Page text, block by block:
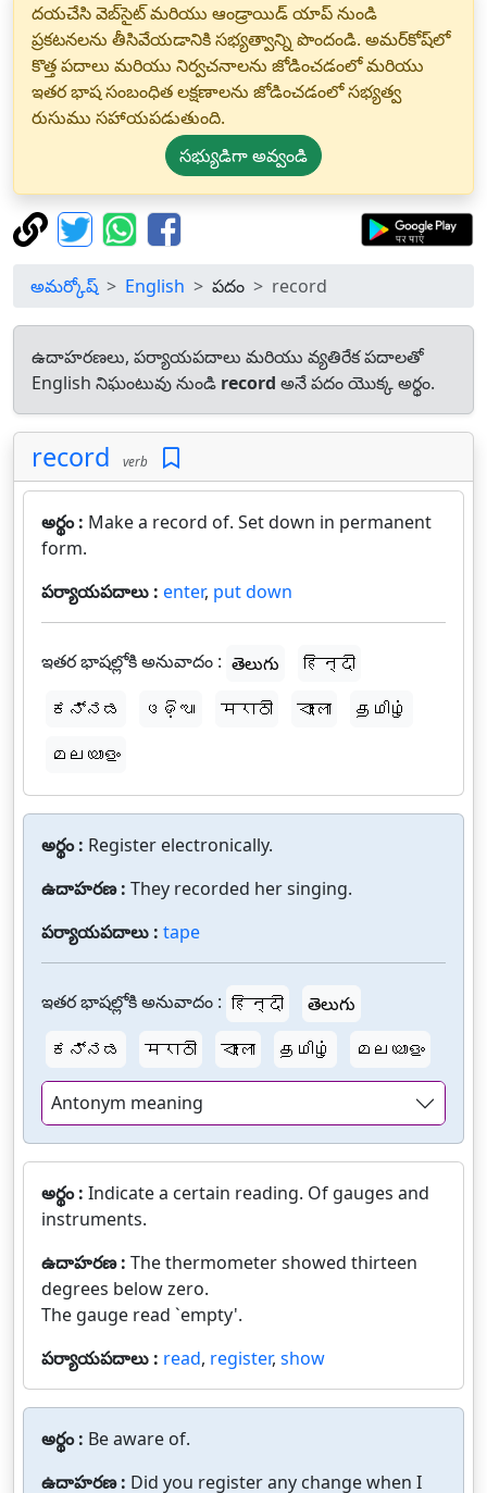
దయచేసి వెబ్‌సైట్ మరియు ఆండ్రాయిడ్ యాప్ నుండి
ప్రకటనలను తీసివేయడానికి సభ్యత్వాన్ని పొందండి. అమర్‌కోష్‌లో
కొత్త పదాలు మరియు నిర్వచనాలను జోడించడంలో మరియు
ఇతర భాష సంబంధిత లక్షణాలను జోడించడంలో సభ్యత్వ
రుసుము సహాయపడుతుంది.
సభ్యుడిగా అవ్వండి
అమర్కోష్ English పదం record
ఉదాహరణలు, పర్యాయపదాలు మరియు వ్యతిరేక పదాలతో
English నిఘంటువు నుండి record అనే పదం యొక్క అర్థం.
record verb
అర్థం : Make a record of. Set down in permanent
form.
పర్యాయపదాలు : enter, put down
ఇతర భాషల్లోకి అనువాదం : తెలుగు
हिन्दी
ಕನ್ನಡ
ଓଡ଼ିଆ मराठी বাংলা
தமிழ்
മലയാളം
అర్థం : Register electronically.
ఉదాహరణ : They recorded her singing.
పర్యాయపదాలు : tape
ఇతర భాషల్లోకి అనువాదం : हिन्दी
తెలుగు
ಕನ್ನಡ
मराठी বাংলা தமிழ் മലയാളം
Antonym meaning
అర్థం : Indicate a certain reading. Of gauges and
instruments.
ఉదాహరణ : The thermometer showed thirteen
degrees below zero.
The gauge read `empty'.
పర్యాయపదాలు : read, register, show
అర్థం : Be aware of.
ఉదాహరణ : Did you register any change when I